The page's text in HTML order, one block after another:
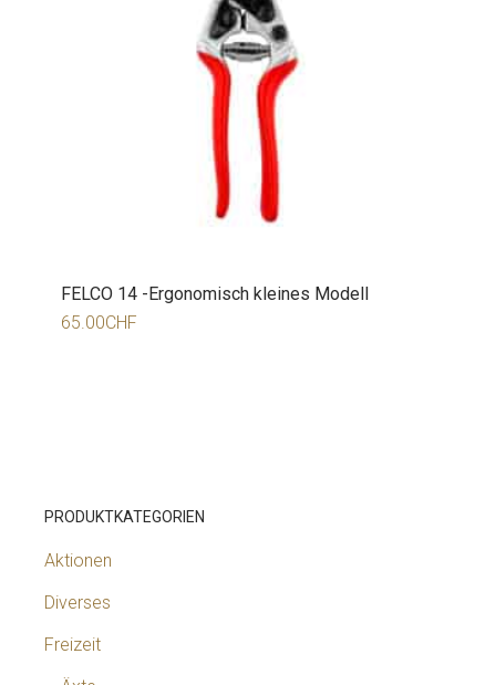
FELCO 14 -Ergonomisch kleines Modell
65.00CHF
PRODUKTKATEGORIEN
Aktionen
Diverses
Freizeit